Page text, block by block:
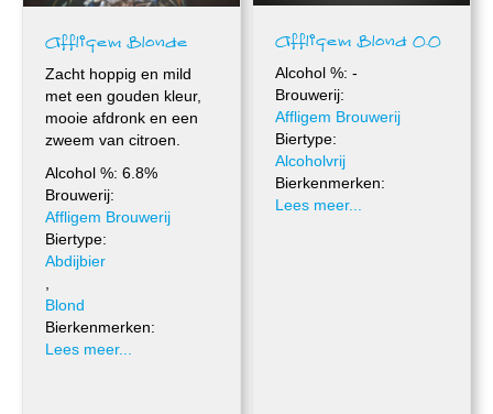
Affligem Blonde
Zacht hoppig en mild
met een gouden kleur,
mooie afdronk en een
zweem van citroen.
Alcohol %: 6.8%
Brouwerij:
Affligem Brouwerij
Biertype:
Abdijbier
Blond
Bierkenmerken:
Lees meer...
Affligem Blond 0.0
Alcohol %: -
Brouwerij:
Affligem Brouwerij
Biertype:
Alcoholvrij
Bierkenmerken:
Lees meer...